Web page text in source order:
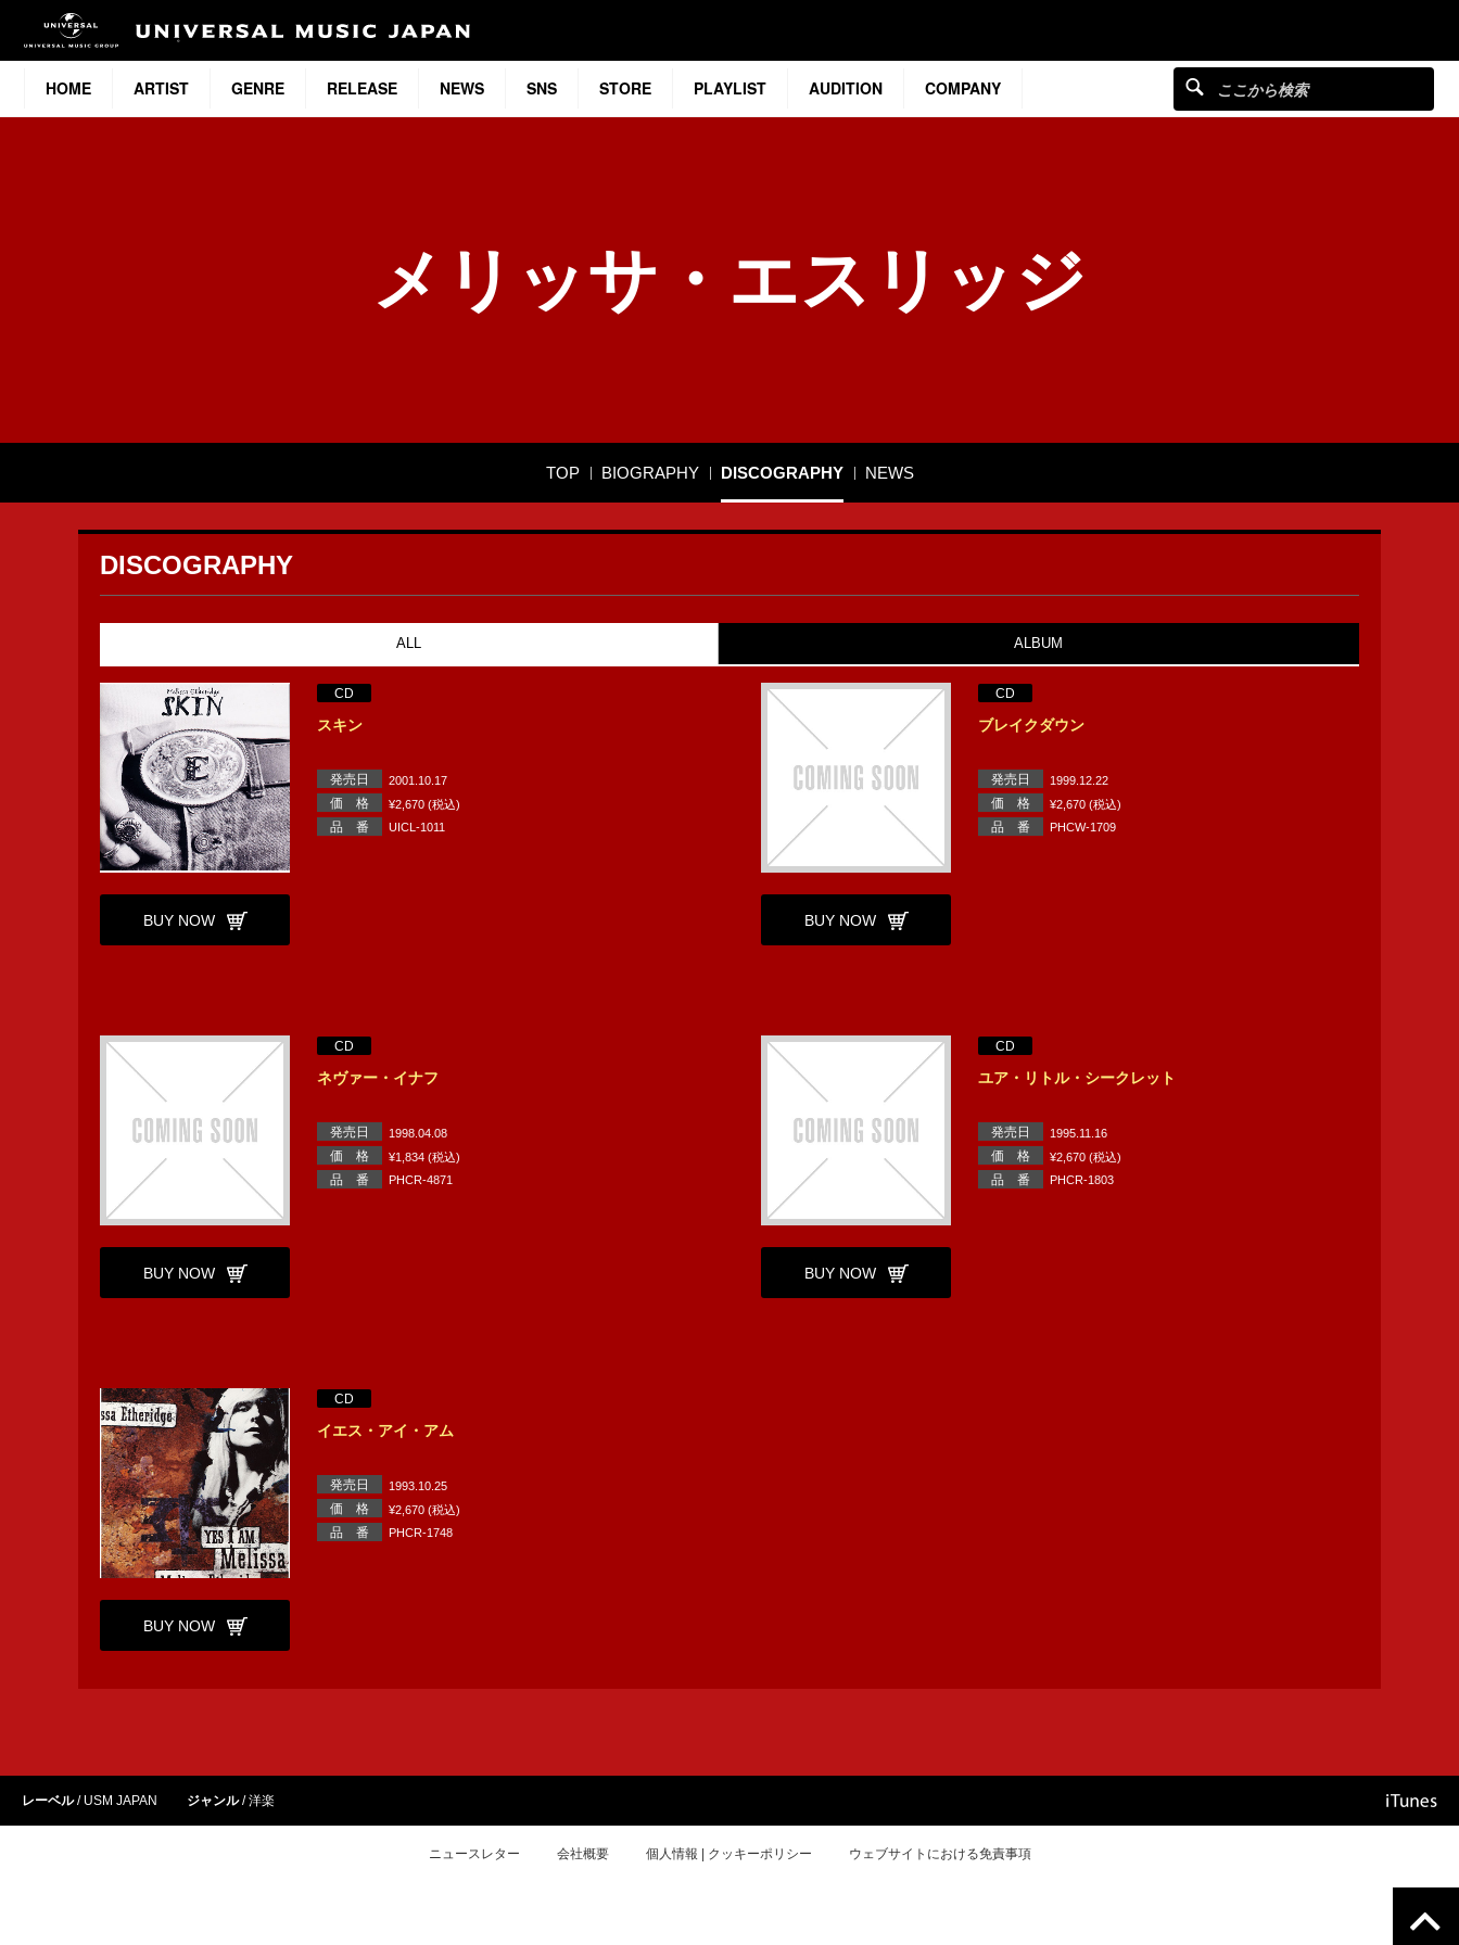
HOME ARTIST GENRE RELEASE NEWS SNS STORE PLAYLIST AUDITION COMPANY
メリッサ・エスリッジ
TOP BIOGRAPHY DISCOGRAPHY NEWS
DISCOGRAPHY
ALL ALBUM
BUY NOW
CD
スキン
発売日 2001.10.17
価 格 ¥2,670 (税込)
品 番 UICL-1011
BUY NOW
CD
ブレイクダウン
発売日 1999.12.22
価 格 ¥2,670 (税込)
品 番 PHCW-1709
BUY NOW
CD
ネヴァー・イナフ
発売日 1998.04.08
価 格 ¥1,834 (税込)
品 番 PHCR-4871
BUY NOW
CD
ユア・リトル・シークレット
発売日 1995.11.16
価 格 ¥2,670 (税込)
品 番 PHCR-1803
BUY NOW
CD
イエス・アイ・アム
発売日 1993.10.25
価 格 ¥2,670 (税込)
品 番 PHCR-1748
レーベル USM JAPAN ジャンル 洋楽
ニュースレター 会社概要 個人情報 | クッキーポリシー ウェブサイトにおける免責事項